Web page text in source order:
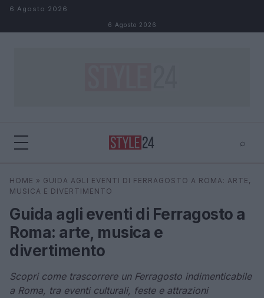
Salta al contenuto
6 Agosto 2026
6 Agosto 2026
⌕
Cerca ⌕ ×
HOME » GUIDA AGLI EVENTI DI FERRAGOSTO A ROMA: ARTE,
MUSICA E DIVERTIMENTO
Guida agli eventi di Ferragosto a
Roma: arte, musica e
divertimento
Scopri come trascorrere un Ferragosto indimenticabile
a Roma, tra eventi culturali, feste e attrazioni